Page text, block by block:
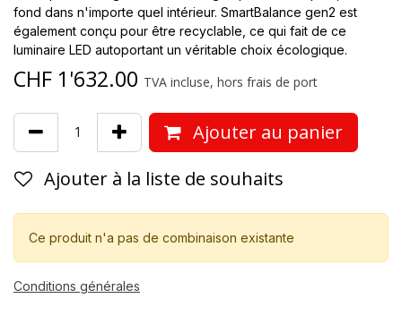
fond dans n'importe quel intérieur. SmartBalance gen2 est
également conçu pour être recyclable, ce qui fait de ce
luminaire LED autoportant un véritable choix écologique.
CHF 1'632.00 TVA incluse, hors frais de port
Ajouter au panier
Ajouter à la liste de souhaits
Ce produit n'a pas de combinaison existante
Conditions générales